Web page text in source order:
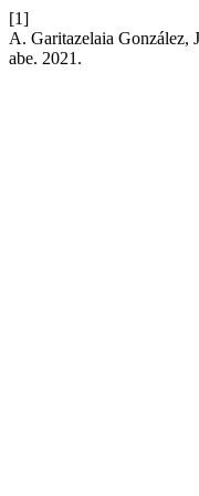
[1]
A. Garitazelaia González,
abe. 2021.